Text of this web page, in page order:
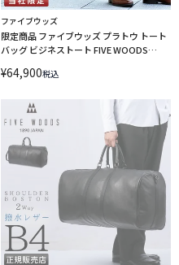
ファイブウッズ
限定商品 ファイブウッズ プラトウ トート
バッグ ビジネストート FIVE WOODS
¥64,900税込